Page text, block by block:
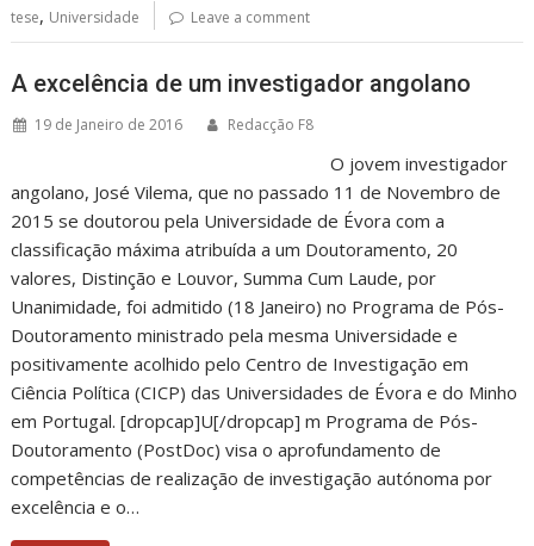
tese, Universidade Leave a comment
A excelência de um investigador angolano
19 de Janeiro de 2016 Redacção F8
O jovem investigador
angolano, José Vilema, que no passado 11 de Novembro de
2015 se doutorou pela Universidade de Évora com a
classificação máxima atribuída a um Doutoramento, 20
valores, Distinção e Louvor, Summa Cum Laude, por
Unanimidade, foi admitido (18 Janeiro) no Programa de Pós-
Doutoramento ministrado pela mesma Universidade e
positivamente acolhido pelo Centro de Investigação em
Ciência Política (CICP) das Universidades de Évora e do Minho
em Portugal. [dropcap]U[/dropcap] m Programa de Pós-
Doutoramento (PostDoc) visa o aprofundamento de
competências de realização de investigação autónoma por
excelência e o…